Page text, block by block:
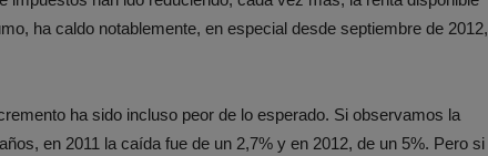
ha caldo notablemente, en especial desde septiembre de 2012,
ha sido incluso peor de lo esperado. Si observamos la
en 2011 la caída fue de un 2,7% y en 2012, de un 5%. Pero si